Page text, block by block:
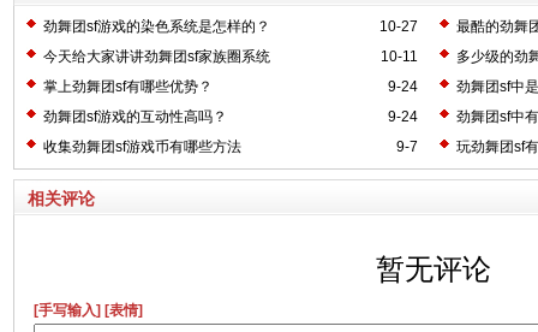
10-27
劲舞团sf游戏的染色系统是怎样的？
最酷的劲舞
10-11
今天给大家讲讲劲舞团sf家族圈系统
多少级的劲
9-24
掌上劲舞团sf有哪些优势？
劲舞团sf中
9-24
劲舞团sf游戏的互动性高吗？
劲舞团sf中
9-7
收集劲舞团sf游戏币有哪些方法 玩劲舞团sf
相关评论
暂无评论
[手写输入] [表情]